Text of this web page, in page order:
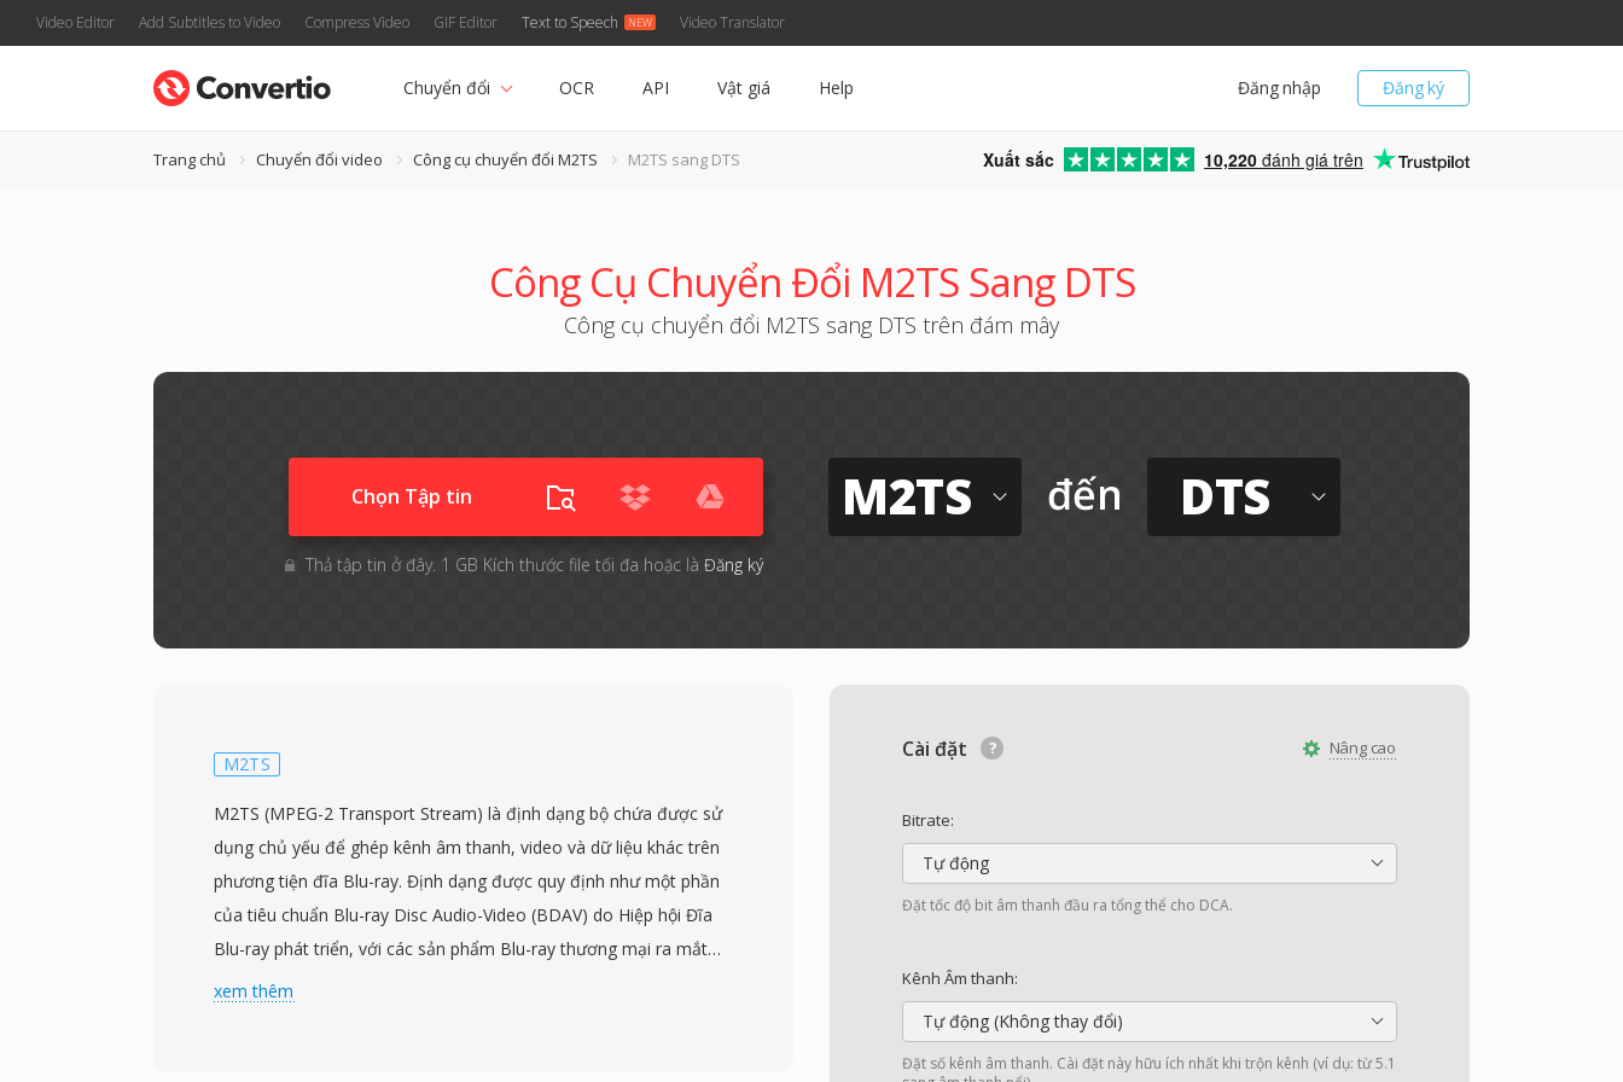
Video Editor Add Subtitles to Video Compress Video GIF Editor Text to Speech Video Translator
Đăng ký
Đăng nhập
Chuyển đổi OCR API Vật giá Help
Trang chủ Chuyển đổi video Công cụ chuyển đổi M2TS M2TS sang DTS Xuất sắc 10,220 đánh giá trên
Công Cụ Chuyển Đổi M2TS Sang DTS
Công cụ chuyển đổi M2TS sang DTS trên đám mây
Chọn Tập tin
Thả tập tin ở đây. 1 GB Kích thước file tối đa hoặc là Đăng ký
M2TS đến DTS
Nâng cao
Cài đặt
Bitrate:
Tự động
Đặt tốc độ bit âm thanh đầu ra tổng thể cho DCA.
Kênh Âm thanh:
Tự động (Không thay đổi)
Đặt số kênh âm thanh. Cài đặt này hữu ích nhất khi trộn kênh (ví dụ: từ 5.1
M2TS
M2TS (MPEG-2 Transport Stream) là định dạng bộ chứa được sử
dụng chủ yếu để ghép kênh âm thanh, video và dữ liệu khác trên
phương tiện đĩa Blu-ray. Định dạng được quy định như một phần
của tiêu chuẩn Blu-ray Disc Audio-Video (BDAV) do Hiệp hội Đĩa
Blu-ray phát triển, với các sản phẩm Blu-ray thương mại ra mắt
năm 2006. Tệp M2TS bọc nội dung trong các gói MPEG-2
xem thêm